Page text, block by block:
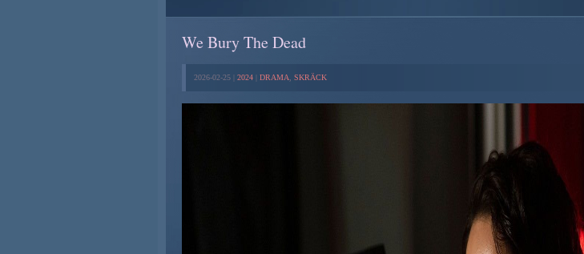
We Bury The Dead
2026-02-25 | 2024 DRAMA SKRÄCK